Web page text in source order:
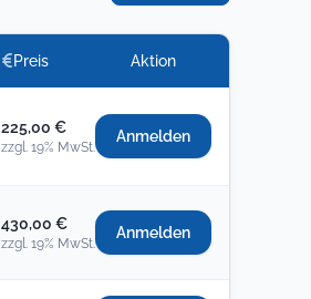
Preis Aktion
225,00 €
zzgl. 19% MwSt.
Anmelden
430,00 €
zzgl. 19% MwSt.
Anmelden